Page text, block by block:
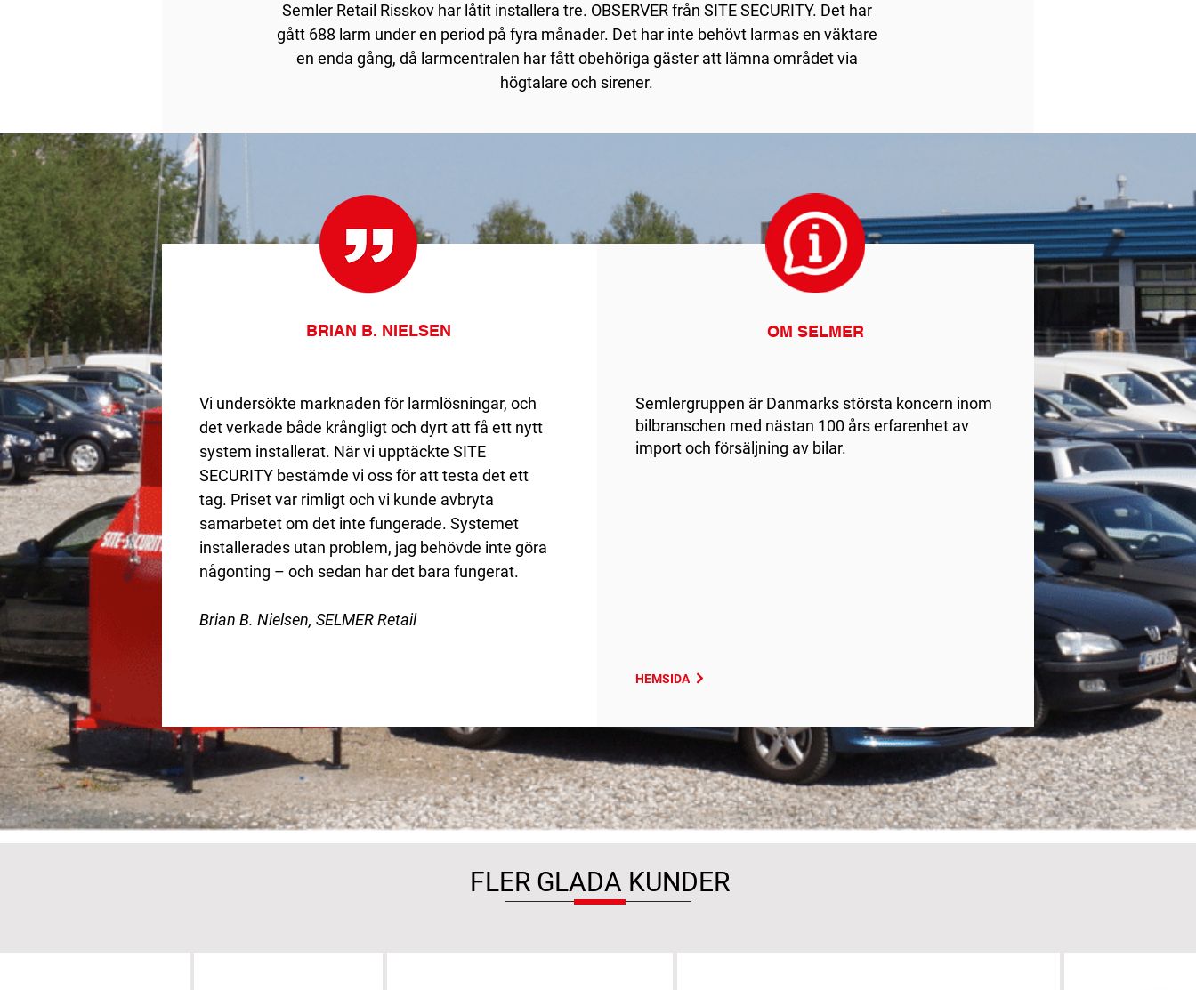
Semler Retail Risskov har låtit installera tre. OBSERVER från SITE SECURITY. Det har
gått 688 larm under en period på fyra månader. Det har inte behövt larmas en väktare
en enda gång, då larmcentralen har fått obehöriga gäster att lämna området via
högtalare och sirener.
BRIAN B. NIELSEN
Vi undersökte marknaden för larmlösningar, och
det verkade både krångligt och dyrt att få ett nytt
system installerat. När vi upptäckte SITE
SECURITY bestämde vi oss för att testa det ett
tag. Priset var rimligt och vi kunde avbryta
samarbetet om det inte fungerade. Systemet
installerades utan problem, jag behövde inte göra
någonting – och sedan har det bara fungerat.
Brian B. Nielsen, SELMER Retail
OM SELMER
Semlergruppen är Danmarks största koncern inom
bilbranschen med nästan 100 års erfarenhet av
import och försäljning av bilar.
HEMSIDA
FLER GLADA KUNDER